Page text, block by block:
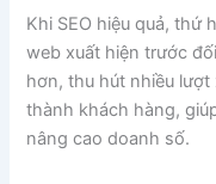
Khi SEO hiệu quả, thứ
web xuất hiện trước
hơn, thu hút nhiều
thành khách hàng,
nâng cao doanh số.